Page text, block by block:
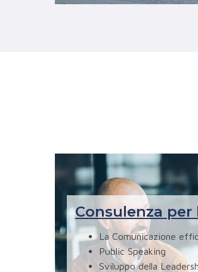
Consulenza
La Comunicazione
Public Speaking
Sviluppo della